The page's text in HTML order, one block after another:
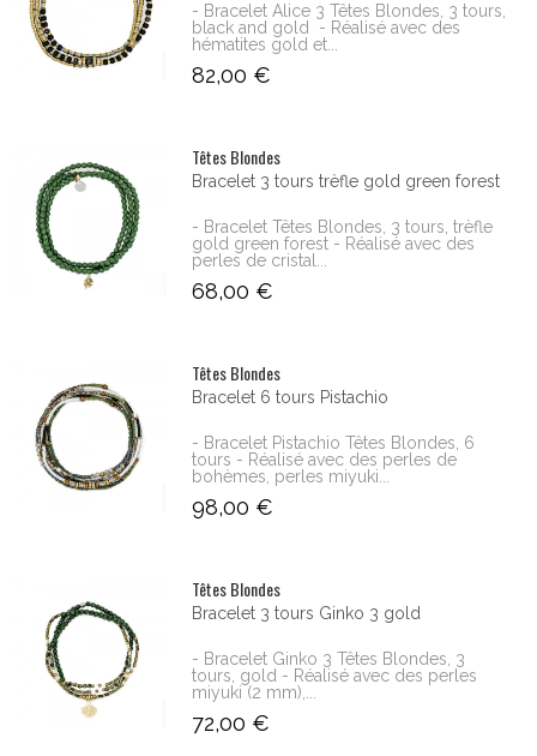
- Bracelet Alice 3 Têtes Blondes, 3 tours,
black and gold - Réalisé avec des
hématites gold et...
82,00 €
Têtes Blondes
Bracelet 3 tours trèfle gold green forest
- Bracelet Têtes Blondes, 3 tours, trèfle
gold green forest - Réalisé avec des
perles de cristal...
68,00 €
Têtes Blondes
Bracelet 6 tours Pistachio
- Bracelet Pistachio Têtes Blondes, 6
tours - Réalisé avec des perles de
bohèmes, perles miyuki...
98,00 €
Têtes Blondes
Bracelet 3 tours Ginko 3 gold
- Bracelet Ginko 3 Têtes Blondes, 3
tours, gold - Réalisé avec des perles
miyuki (2 mm),...
72,00 €